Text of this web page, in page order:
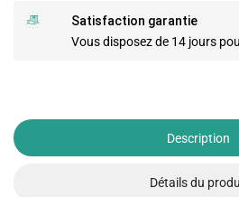
Satisfaction garantie
Vous disposez de 14 jours
Description
Détails du